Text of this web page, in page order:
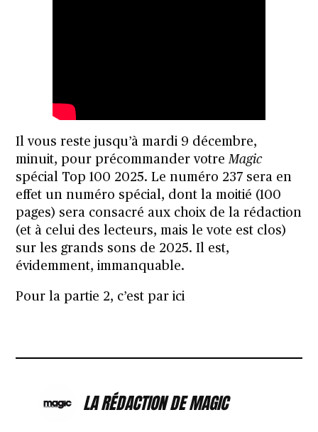
Il vous reste jusqu’à mardi 9 décembre,
minuit, pour précommander votreMagic
spécial Top 100 2025. Le numéro 237 sera en
effet un numéro spécial, dont la moitié (100
pages) sera consacré aux choix de la rédaction
(et à celui des lecteurs, mais le vote est clos)
sur les grands sons de 2025. Il est,
évidemment, immanquable.
Pour la partie 2, c’est par ici
LA RÉDACTION DE MAGIC